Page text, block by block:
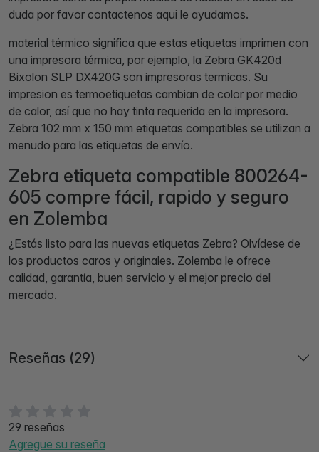
29 reseñas
Agregue su reseña
duda por favor contactenos aqui le ayudamos.
material térmico significa que estas etiquetas imprimen con
una impresora térmica, por ejemplo, la Zebra GK420d
Bixolon SLP DX420G son impresoras termicas. Su
impresion es termoetiquetas cambian de color por medio
de calor, así que no hay tinta requerida en la impresora.
Zebra 102 mm x 150 mm etiquetas compatibles se utilizan a
menudo para las etiquetas de envío.
Zebra etiqueta compatible 800264-
605 compre fácil, rapido y seguro
en Zolemba
¿Estás listo para las nuevas etiquetas Zebra? Olvídese de
los productos caros y originales. Zolemba le ofrece
calidad, garantía, buen servicio y el mejor precio del
mercado.
Reseñas (29)